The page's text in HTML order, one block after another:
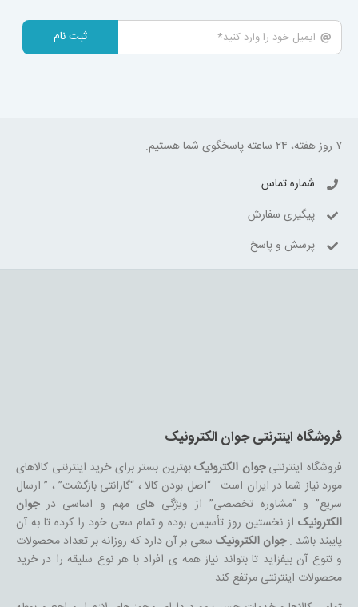
ثبت نام
۷ روز هفته، ۲۴ ساعته پاسخگوی شما هستیم.
شماره تماس
پیگیری سفارش
پرسش و پاسخ
فروشگاه اینترنتی جوان الکترونیک
فروشگاه اینترنتیجوان الکترونیکبهترین بستر برای خرید اینترنتی کالاهای
مورد نیاز شما در ایران است . “اصل بودن کالا ، “گارانتی بازگشت” ، ” ارسال
سریع” و “مشاوره تخصصی” از ویژگی های مهم و اساسی درجوان
الکترونیکاز نخستین روز تأسیس بوده و تمام سعی خود را کرده تا به آن
پایبند باشد .جوان الکترونیکسعی بر آن دارد که روزانه بر تعداد محصولات
و تنوع آن بیفزاید تا بتواند نیاز همه ی افراد با هر نوع سلیقه را در خرید
محصولات اینترنتی مرتفع کند.